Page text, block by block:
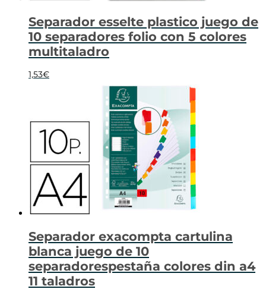
Separador esselte plastico juego de
10 separadores folio con 5 colores
multitaladro
1,53€
Separador exacompta cartulina
blanca juego de 10
separadorespestaña colores din a4
11 taladros